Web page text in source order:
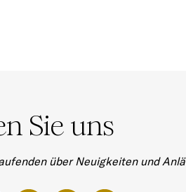
Sie uns
über Neuigkeiten und